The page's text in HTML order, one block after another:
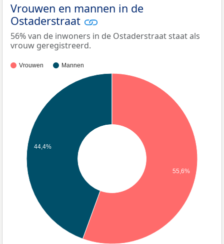
Vrouwen en mannen in de
Ostaderstraat
56% van de inwoners in de Ostaderstraat staat als
vrouw geregistreerd.
Vrouwen Mannen
44,4%
55,6%